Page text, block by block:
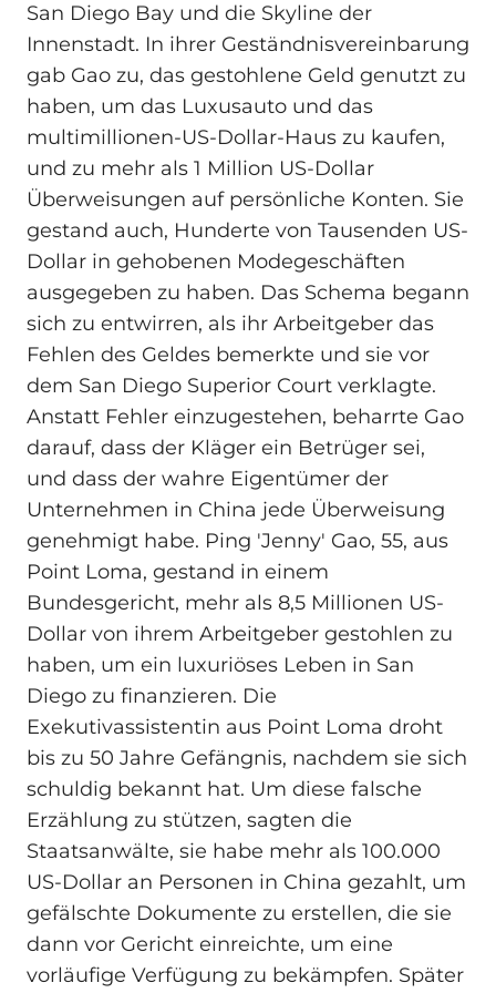
San Diego Bay und die Skyline der
Innenstadt. In ihrer Geständnisvereinbarung
gab Gao zu, das gestohlene Geld genutzt zu
haben, um das Luxusauto und das
multimillionen-US-Dollar-Haus zu kaufen,
und zu mehr als 1 Million US-Dollar
Überweisungen auf persönliche Konten. Sie
gestand auch, Hunderte von Tausenden US-
Dollar in gehobenen Modegeschäften
ausgegeben zu haben. Das Schema begann
sich zu entwirren, als ihr Arbeitgeber das
Fehlen des Geldes bemerkte und sie vor
dem San Diego Superior Court verklagte.
Anstatt Fehler einzugestehen, beharrte Gao
darauf, dass der Kläger ein Betrüger sei,
und dass der wahre Eigentümer der
Unternehmen in China jede Überweisung
genehmigt habe. Ping 'Jenny' Gao, 55, aus
Point Loma, gestand in einem
Bundesgericht, mehr als 8,5 Millionen US-
Dollar von ihrem Arbeitgeber gestohlen zu
haben, um ein luxuriöses Leben in San
Diego zu finanzieren. Die
Exekutivassistentin aus Point Loma droht
bis zu 50 Jahre Gefängnis, nachdem sie sich
schuldig bekannt hat. Um diese falsche
Erzählung zu stützen, sagten die
Staatsanwälte, sie habe mehr als 100.000
US-Dollar an Personen in China gezahlt, um
gefälschte Dokumente zu erstellen, die sie
dann vor Gericht einreichte, um eine
vorläufige Verfügung zu bekämpfen. Später